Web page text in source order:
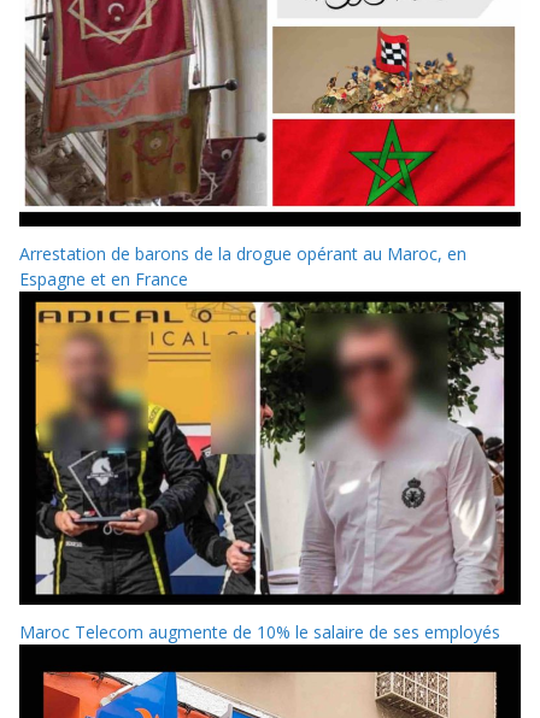
Arrestation de barons de la drogue opérant au Maroc, en
Espagne et en France
Maroc Telecom augmente de 10% le salaire de ses employés